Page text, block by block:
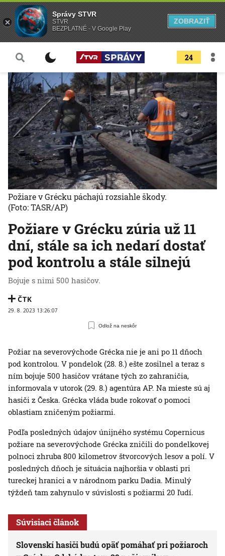
24
Požiare v Grécku zúria už 11
dní, stále sa ich nedarí dostať
pod kontrolu a stále silnejú
Bojuje s nimi 500 hasičov.
ČTK
29. 8. 2023 13:26:07
Odlož na neskôr
Požiare v Grécku páchajú rozsiahle škody.
(Foto: TASR/AP)
Požiar na severovýchode Grécka nie je ani po 11 dňoch
pod kontrolou. V pondelok (28. 8.) ešte zosilnel a teraz s
ním bojuje 500 hasičov vrátane tých zo zahraničia,
informovala v utorok (29. 8.) agentúra AP. Na mieste sú aj
hasiči z Česka. Grécka vláda bude rokovať o pomoci
oblastiam zničeným požiarmi.
Podľa posledných údajov únijného systému Copernicus
požiare na severovýchode Grécka zničili do pondelkovej
polnoci zhruba 800 kilometrov štvorcových lesov a polí. V
posledných dňoch je situácia najhoršia v oblasti pri
tureckej hranici a v národnom parku Dadia. Minulý
týždeň tam zahynulo v súvislosti s požiarmi 20 ľudí.
Súvisiaci článok
Slovenskí hasiči budú opäť pomáhať pri požiaroch
Správy STVR
STVR
BEZPLATNÉ - V Google Play
ZOBRAZIŤ